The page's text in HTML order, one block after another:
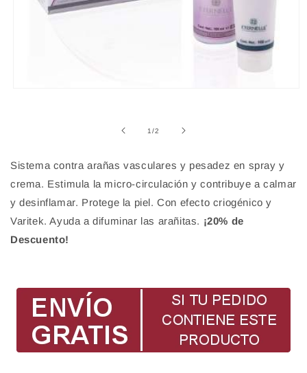
modal
1/de
2
Sistema contra arañas vasculares y pesadez en spray y
crema. Estimula la micro-circulación y contribuye a calmar
y desinflamar. Protege la piel. Con efecto criogénico y
Varitek. Ayuda a difuminar las arañitas. ¡20% de
Descuento!